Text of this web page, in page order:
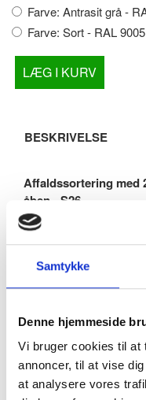
Samtykke
Denne hjemmeside
Vi bruger cookies til at
annoncer, til at vise
at analysere vores
Farve: Antrasit grå -
Farve: Sort - RAL 9005
LÆG I KURV
BESKRIVELSE
Affaldssortering med
åben - S26
Vores affaldsstation i
affaldssortering. Det
kombinere den med
alle har samme dybde
tilkøbe flere moduler
Med frontdøre, der har
enkel. Hver enhed har
det nemt at arbejde
Affaldsbeholderen er